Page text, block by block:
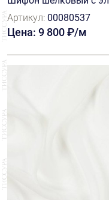
Артикул: 00080537
Цена: 9 800 ₽/м